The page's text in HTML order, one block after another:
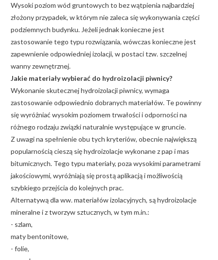
Wysoki poziom wód gruntowych to bez wątpienia najbardziej
złożony przypadek, w którym nie zaleca się wykonywania części
podziemnych budynku. Jeżeli jednak konieczne jest
zastosowanie tego typu rozwiązania, wówczas konieczne jest
zapewnienie odpowiedniej izolacji, w postaci tzw. szczelnej
wanny zewnętrznej.
Jakie materiały wybierać do hydroizolacji piwnicy?
Wykonanie skutecznej hydroizolacji piwnicy, wymaga
zastosowanie odpowiednio dobranych materiałów. Te powinny
się wyróżniać wysokim poziomem trwałości i odporności na
różnego rodzaju związki naturalnie występujące w gruncie.
Z uwagi na spełnienie obu tych kryteriów, obecnie największą
popularnością cieszą się hydroizolacje wykonane z pap i mas
bitumicznych. Tego typu materiały, poza wysokimi parametrami
jakościowymi, wyróżniają się prostą aplikacją i możliwością
szybkiego przejścia do kolejnych prac.
Alternatywą dla ww. materiałów izolacyjnych, są hydroizolacje
mineralne i z tworzyw sztucznych, w tym m.in.:
- szlam,
maty bentonitowe,
- folie,